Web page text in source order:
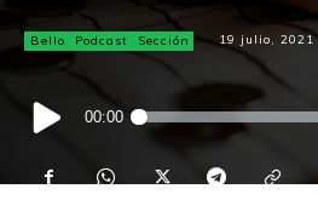
Bello Podcast Sección 19 julio, 2021
Reproductor
de
00:00